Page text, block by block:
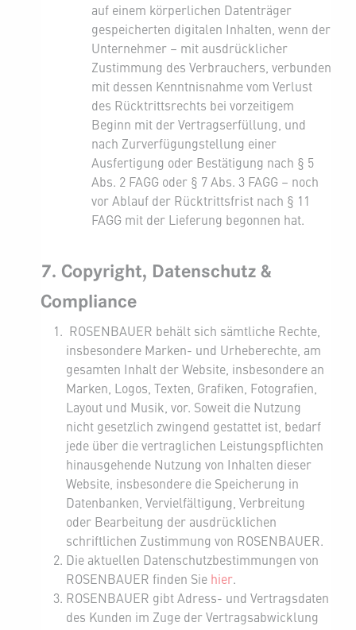
auf einem körperlichen Datenträger
gespeicherten digitalen Inhalten, wenn der
Unternehmer – mit ausdrücklicher
Zustimmung des Verbrauchers, verbunden
mit dessen Kenntnisnahme vom Verlust
des Rücktrittsrechts bei vorzeitigem
Beginn mit der Vertragserfüllung, und
nach Zurverfügungstellung einer
Ausfertigung oder Bestätigung nach § 5
Abs. 2 FAGG oder § 7 Abs. 3 FAGG – noch
vor Ablauf der Rücktrittsfrist nach § 11
FAGG mit der Lieferung begonnen hat.
7. Copyright, Datenschutz &
Compliance
ROSENBAUER behält sich sämtliche Rechte,
insbesondere Marken- und Urheberechte, am
gesamten Inhalt der Website, insbesondere an
Marken, Logos, Texten, Grafiken, Fotografien,
Layout und Musik, vor. Soweit die Nutzung
nicht gesetzlich zwingend gestattet ist, bedarf
jede über die vertraglichen Leistungspflichten
hinausgehende Nutzung von Inhalten dieser
Website, insbesondere die Speicherung in
Datenbanken, Vervielfältigung, Verbreitung
oder Bearbeitung der ausdrücklichen
schriftlichen Zustimmung von ROSENBAUER.
Die aktuellen Datenschutzbestimmungen von
ROSENBAUER finden Sie hierprivacy link
.
ROSENBAUER gibt Adress- und Vertragsdaten
des Kunden im Zuge der Vertragsabwicklung